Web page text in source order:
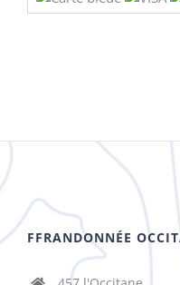
FFRANDONNÉE